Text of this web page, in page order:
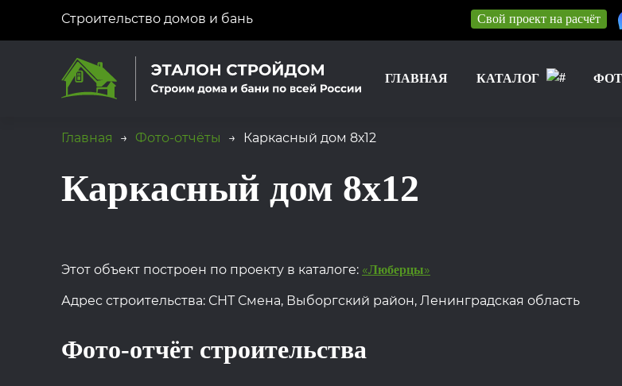
Строительство домов и бань Свой проект на расчёт
ГЛАВНАЯ КАТАЛОГ
Главная → Фото-отчёты → Каркасный дом 8х12
Каркасный дом 8х12
Этот объект построен по проекту в каталоге: «Люберцы»
Адрес строительства: СНТ Смена, Выборгский район, Ленинградская область
Фото-отчёт строительства